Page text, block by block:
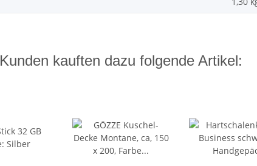
Kunden kauften dazu folgende Artikel: